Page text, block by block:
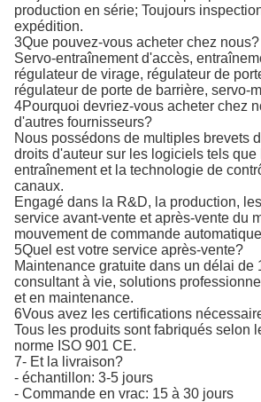
production en série; Toujours
expédition.
3Que pouvez-vous acheter chez nous?
Servo-entraînement d'accès,
régulateur de virage, régulateur de
régulateur de porte de barrière, servo-
4Pourquoi devriez-vous acheter chez
d'autres fournisseurs?
Nous possédons de multiples brevets
droits d'auteur sur les logiciels tels que
entraînement et la technologie de
canaux.
Engagé dans la R&D, la production,
service avant-vente et après-vente du
mouvement de commande
5Quel est votre service après-vente?
Maintenance gratuite dans un délai de
consultant à vie, solutions
et en maintenance.
6Vous avez les certifications
Tous les produits sont fabriqués selon
norme ISO 901 CE.
7- Et la livraison?
- échantillon: 3-5 jours
- Commande en vrac: 15 à 30 jours